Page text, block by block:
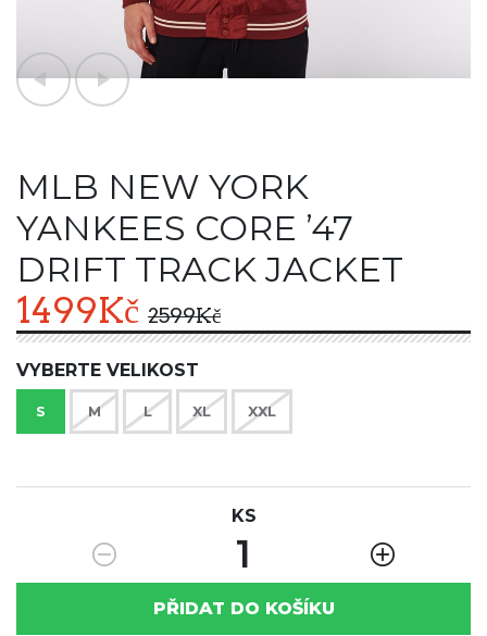
MLB NEW YORK
YANKEES CORE ’47
DRIFT TRACK JACKET
1499Kč 2599Kč
VYBERTE VELIKOST
S M L XL XXL
KS
1
PŘIDAT DO KOŠÍKU